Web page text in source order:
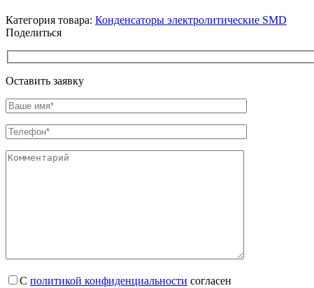
Категория товара: Конденсаторы электролитические SMD
Поделиться
Оставить заявку
С политикой конфиденциальности согласен